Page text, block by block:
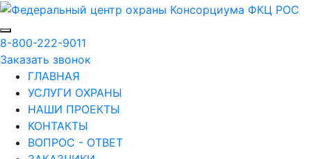
8-800-222-9011
Заказать звонок
ГЛАВНАЯ
УСЛУГИ ОХРАНЫ
НАШИ ПРОЕКТЫ
КОНТАКТЫ
ВОПРОС - ОТВЕТ